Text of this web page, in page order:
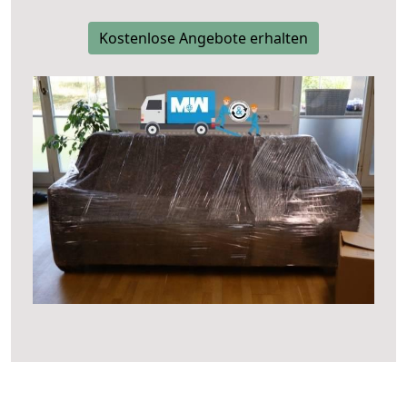
Kostenlose Angebote erhalten